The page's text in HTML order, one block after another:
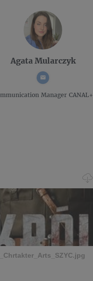
Agata Mularczyk
Manager CANAL+